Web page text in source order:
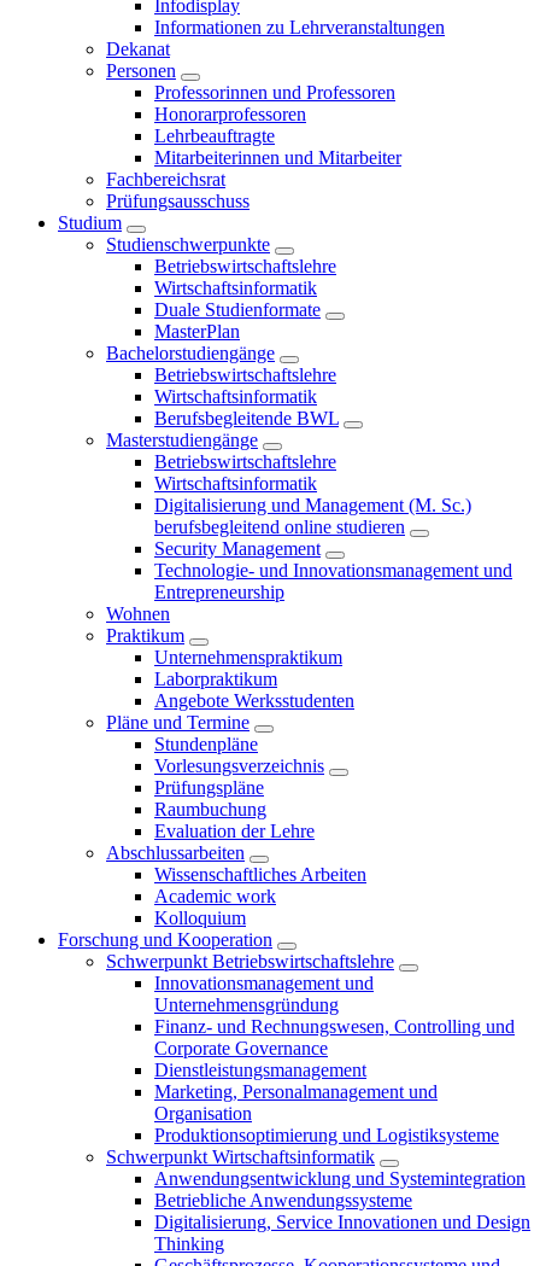
Infodisplay
Informationen zu Lehrveranstaltungen
Dekanat
Personen
Professorinnen und Professoren
Honorarprofessoren
Lehrbeauftragte
Mitarbeiterinnen und Mitarbeiter
Fachbereichsrat
Prüfungsausschuss
Studium
Studienschwerpunkte
Betriebswirtschaftslehre
Wirtschaftsinformatik
Duale Studienformate
MasterPlan
Bachelorstudiengänge
Betriebswirtschaftslehre
Wirtschaftsinformatik
Berufsbegleitende BWL
Masterstudiengänge
Betriebswirtschaftslehre
Wirtschaftsinformatik
Digitalisierung und Management (M. Sc.)
berufsbegleitend online studieren
Security Management
Technologie- und Innovationsmanagement und
Entrepreneurship
Wohnen
Praktikum
Unternehmenspraktikum
Laborpraktikum
Angebote Werksstudenten
Pläne und Termine
Stundenpläne
Vorlesungsverzeichnis
Prüfungspläne
Raumbuchung
Evaluation der Lehre
Abschlussarbeiten
Wissenschaftliches Arbeiten
Academic work
Kolloquium
Forschung und Kooperation
Schwerpunkt Betriebswirtschaftslehre
Innovationsmanagement und
Unternehmensgründung
Finanz- und Rechnungswesen, Controlling und
Corporate Governance
Dienstleistungsmanagement
Marketing, Personalmanagement und
Organisation
Produktionsoptimierung und Logistiksysteme
Schwerpunkt Wirtschaftsinformatik
Anwendungsentwicklung und Systemintegration
Betriebliche Anwendungssysteme
Digitalisierung, Service Innovationen und Design
Thinking